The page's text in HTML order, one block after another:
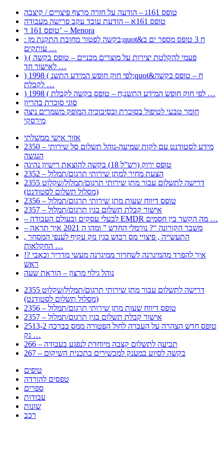
טופס 161ג – הודעה על חזרה מרצף פיצויים / קיצבה
טופס 161א – הודעת עובד עקב פרישה מעבודה
טופס 161 ד’ – Menora
: בקשה לפטור מחובת התקנת מז;quot&ח 3 טופס מספר ים ב
עותקים …
) ( פעמי להקלטת יצירות על מוצרים מכניים – טופס בקשה
לאישור חד …
) 1998 ( לפי חוק חופש המידע התשנ;quot&ח – טופס בקשה
לקבלת …
) 1998 ( לפי חוק חופש המידע התשנ;ח – טופס בקשה לקבלת …
סוגי סוכרת בהריון
חומר טבעי לטיפול בסוכרת ובסיבוכיה המופק משמרים ניצה
מירסקי
אזור אישי ממשלתי
2350 – מידע לסטודנט עם לקות שמיעה-נוהל תשלום סל שירותי
הנגשה
טופס ירוק (רש”ל 18) בקשה להוצאת רישיון נהיגה
2352 – הצעת מחיר למתן שירותי תרגום/תמלול
2355 דרישה לתשלום עבור מתן שירותי תרגום/תמלול/שקלוט
(מסלול תשלום לסטודנט)
2356 – טופס דיווח שעות מתן שירותי תרגום/תמלול
2357 – אישור קבלת תשלום בגין תרגום/תמלול
– לבעלי עסקים ובעולם העבודה EMDR מה הקשר בין חסמים …
– משבר הקורונה “? נורמלי החדש ” ומהו ה 2021 איך תראה
, התעשייה , פיצויי מס רכוש בגין נזק עקיף לענפי המסחר
החקלאות …
!? איך להפרד מהמיגרנה לשחרור ממיגרנה מעשי מדריך וכאבי
ראש
נוהל גילוי מרצון – הוראת שעה
2355 דרישה לתשלום עבור מתן שירותי תרגום/תמלול/שקלוט
(מסלול תשלום לסטודנט)
2356 – טופס דיווח שעות מתן שירותי תרגום/תמלול
2357 – אישור קבלת תשלום בגין תרגום/תמלול
2513-2 טופס חדש הצהרה על העברה לחול הפטורה ממס בברכה
גק …
266 – תביעה לתשלום קצבה מיוחדת לנפגע בעבודה
267 – בקשה לסיוע במענק למכשירים בתכנית השיקום
טיפים
טפסים להורדה
ספרים
עבודות
שונות
רכב